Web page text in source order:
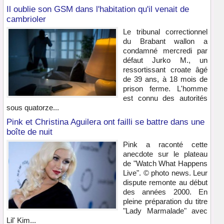
Il oublie son GSM dans l'habitation qu'il venait de
cambrioler
Le tribunal correctionnel
du Brabant wallon a
condamné mercredi par
défaut Jurko M., un
ressortissant croate âgé
de 39 ans, à 18 mois de
prison ferme. L'homme
est connu des autorités
sous quatorze...
Pink et Christina Aguilera ont failli se battre dans une
boîte de nuit
Pink a raconté cette
anecdote sur le plateau
de "Watch What Happens
Live". © photo news. Leur
dispute remonte au début
des années 2000. En
pleine préparation du titre
"Lady Marmalade" avec
Lil' Kim...